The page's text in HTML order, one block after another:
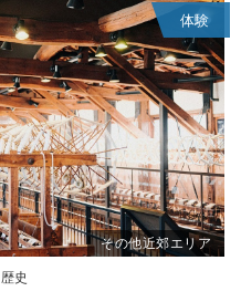
体験
その他近郊エリア
歴史